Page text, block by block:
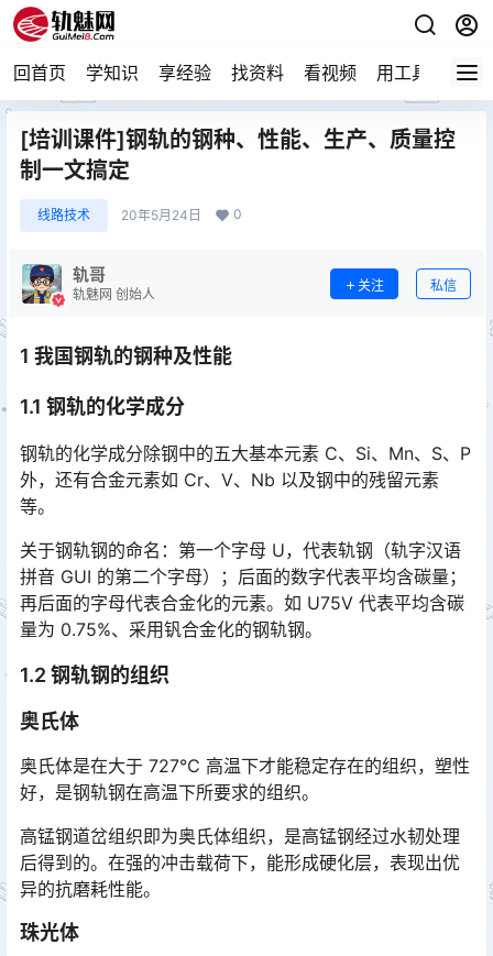
回首页 学知识 享经验 找资料 看视频 用工具 论技
[培训课件]钢轨的钢种、性能、生产、质量控
制一文搞定
线路技术 20年5月24日 0
轨哥
轨魅网 创始人
关注 私信
1 我国钢轨的钢种及性能
1.1 钢轨的化学成分
钢轨的化学成分除钢中的五大基本元素 C、Si、Mn、S、P
外，还有合金元素如 Cr、V、Nb 以及钢中的残留元素
等。
关于钢轨钢的命名：第一个字母 U，代表轨钢（轨字汉语
拼音 GUI 的第二个字母）；后面的数字代表平均含碳量；
再后面的字母代表合金化的元素。如 U75V 代表平均含碳
量为 0.75%、采用钒合金化的钢轨钢。󠅅󠅃󠄵󠅂󠄪󠇖󠆨󠆨󠇕󠆞󠆒󠅬󠇘󠆭󠆘󠇙󠆝󠅵󠇗󠆭󠆁󠄐󠇗󠅹󠅸󠇖󠆍󠅳󠇖󠅹󠅰󠇖󠆌󠅹
1.2 钢轨钢的组织
奥氏体
奥氏体是在大于 727℃ 高温下才能稳定存在的组织，塑性
好，是钢轨钢在高温下所要求的组织。
高锰钢道岔组织即为奥氏体组织，是高锰钢经过水韧处理
后得到的。在强的冲击载荷下，能形成硬化层，表现出优
异的抗磨耗性能。
珠光体